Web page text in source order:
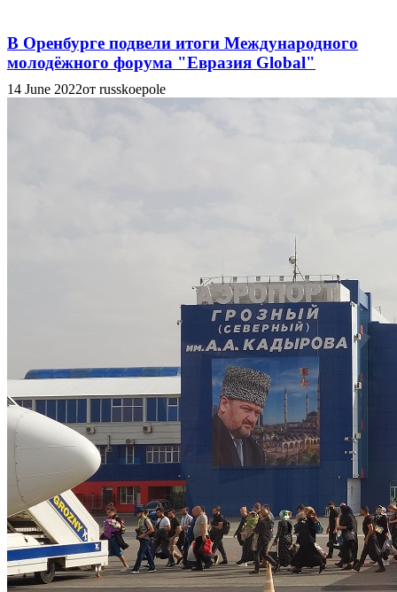
В Оренбурге подвели итоги Международного
молодёжного форума "Евразия Global"
14 June 2022от russkoepole